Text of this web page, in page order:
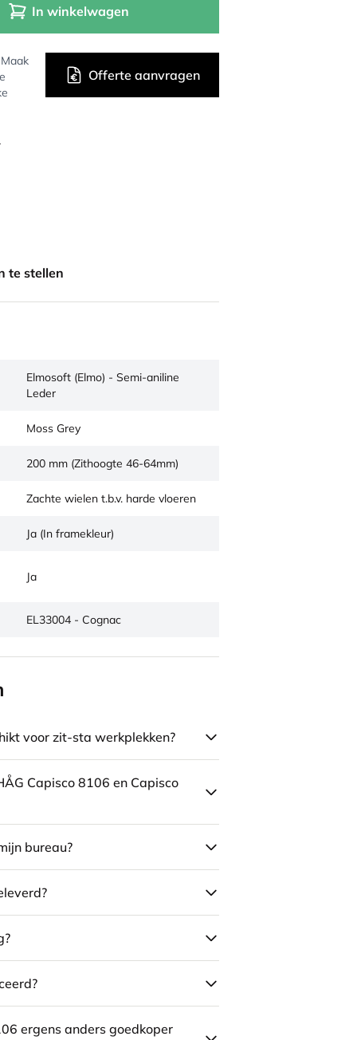
In winkelwagen
Offerte aanvragen
te stellen
Elmosoft (Elmo) - Semi-aniline
Leder
Moss Grey
200 mm (Zithoogte 46-64mm)
Zachte wielen t.b.v. harde vloeren
Ja (In framekleur)
Ja
EL33004 - Cognac
voor zit-sta werkplekken?
Capisco 8106 en Capisco
bureau?
ergens anders goedkoper